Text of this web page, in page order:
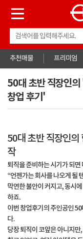
추천매물 프리미엄
50대 초반 직장인
창업 후기'
50대 초반 직장인의
작
퇴직을 준비하는 시기가 되
“언젠가는 회사를 나오게 될
막연한 불안이 커지고, 동시
하죠.
이번 창업후기의 주인공인
다.
당장 퇴직이 코앞은 아니지